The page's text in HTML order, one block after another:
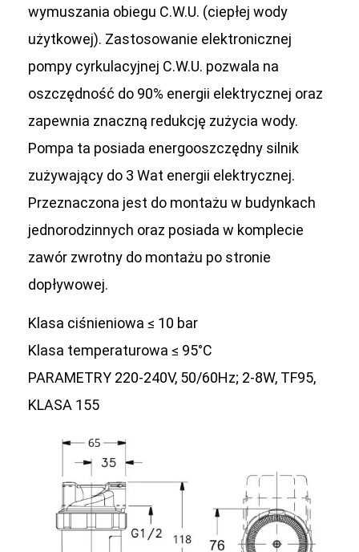
wymuszania obiegu C.W.U. (ciepłej wody
użytkowej). Zastosowanie elektronicznej
pompy cyrkulacyjnej C.W.U. pozwala na
oszczędność do 90% energii elektrycznej oraz
zapewnia znaczną redukcję zużycia wody.
Pompa ta posiada energooszczędny silnik
zużywający do 3 Wat energii elektrycznej.
Przeznaczona jest do montażu w budynkach
jednorodzinnych oraz posiada w komplecie
zawór zwrotny do montażu po stronie
dopływowej.
Klasa ciśnieniowa ≤ 10 bar
Klasa temperaturowa ≤ 95°C
PARAMETRY 220-240V, 50/60Hz; 2-8W, TF95,
KLASA 155